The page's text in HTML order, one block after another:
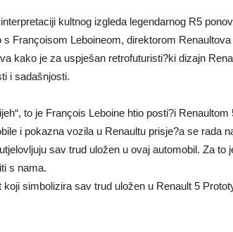
kultnog izgleda legendarnog R5
Françoisom Leboineom, direktorom
kako je za uspješan retrofuturisti?ki dizajn
i sadašnjosti.
to je François Leboine htio posti?i
i pokazna vozila u Renaultu prisje?a se rada
sav trud uložen u ovaj automobil. Za to
s nama.
koji simbolizira sav trud uložen u Renault 5